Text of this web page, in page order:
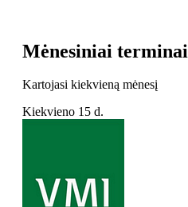
Mėnesiniai terminai
Kartojasi kiekvieną mėnesį
Kiekvieno 15 d.